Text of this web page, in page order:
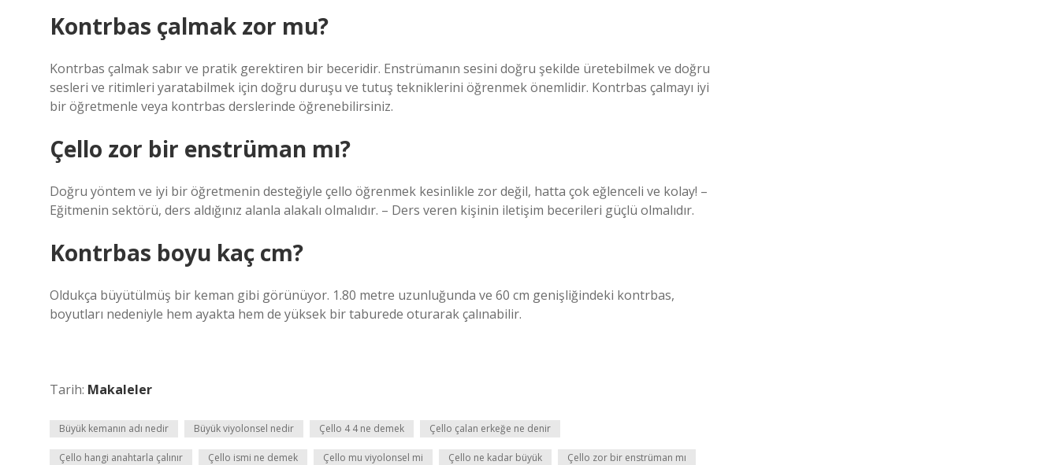
Kontrbas çalmak zor mu?
Kontrbas çalmak sabır ve pratik gerektiren bir beceridir. Enstrümanın sesini doğru şekilde üretebilmek ve doğru
sesleri ve ritimleri yaratabilmek için doğru duruşu ve tutuş tekniklerini öğrenmek önemlidir. Kontrbas çalmayı iyi
bir öğretmenle veya kontrbas derslerinde öğrenebilirsiniz.
Çello zor bir enstrüman mı?
Doğru yöntem ve iyi bir öğretmenin desteğiyle çello öğrenmek kesinlikle zor değil, hatta çok eğlenceli ve kolay! –
Eğitmenin sektörü, ders aldığınız alanla alakalı olmalıdır. – Ders veren kişinin iletişim becerileri güçlü olmalıdır.
Kontrbas boyu kaç cm?
Oldukça büyütülmüş bir keman gibi görünüyor. 1.80 metre uzunluğunda ve 60 cm genişliğindeki kontrbas,
boyutları nedeniyle hem ayakta hem de yüksek bir taburede oturarak çalınabilir.
Tarih: Makaleler
Büyük kemanın adı nedir Büyük viyolonsel nedir Çello 4 4 ne demek Çello çalan erkeğe ne denir
Çello hangi anahtarla çalınır Çello ismi ne demek Çello mu viyolonsel mi Çello ne kadar büyük Çello zor bir enstrüman mı